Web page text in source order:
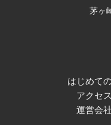
茅ヶ
はじめて
アクセス
運営会社